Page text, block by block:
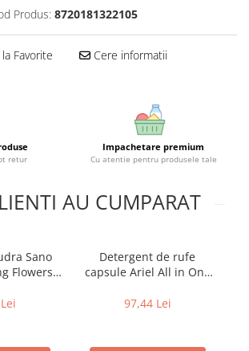
cumparaturi
de unica
Produs: 8720181322105
Favorite Cere informatii
retur
Impachetare premium
Cu atentie pentru produsele tale
AU CUMPARAT
Sano
Flowers,
Detergent de rufe
capsule Ariel All in One
65 spalari
97,44 Lei